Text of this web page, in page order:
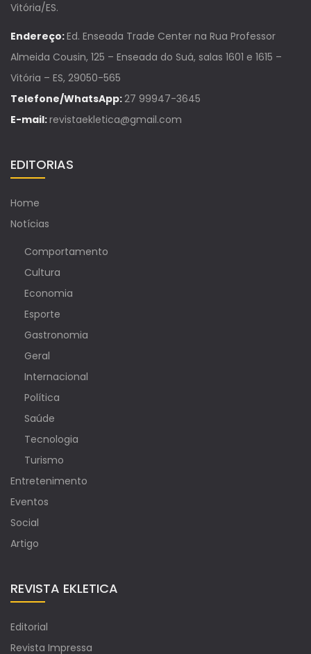
Vitória/ES.
Endereço:Ed. Enseada Trade Center na Rua Professor
Almeida Cousin, 125 – Enseada do Suá, salas 1601 e 1615 –
Vitória – ES, 29050-565
Telefone/WhatsApp:27 99947-3645
E-mail:revistaekletica@gmail.com
EDITORIAS
Home
Notícias
Comportamento
Cultura
Economia
Esporte
Gastronomia
Geral
Internacional
Política
Saúde
Tecnologia
Turismo
Entretenimento
Eventos
Social
Artigo
REVISTA EKLETICA
Editorial
Revista Impressa